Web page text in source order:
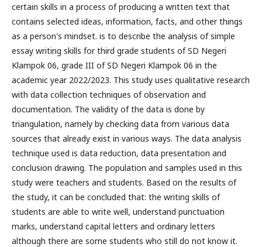
certain skills in a process of producing a written text that
contains selected ideas, information, facts, and other things
as a person's mindset. is to describe the analysis of simple
essay writing skills for third grade students of SD Negeri
Klampok 06, grade III of SD Negeri Klampok 06 in the
academic year 2022/2023. This study uses qualitative research
with data collection techniques of observation and
documentation. The validity of the data is done by
triangulation, namely by checking data from various data
sources that already exist in various ways. The data analysis
technique used is data reduction, data presentation and
conclusion drawing. The population and samples used in this
study were teachers and students. Based on the results of
the study, it can be concluded that: the writing skills of
students are able to write well, understand punctuation
marks, understand capital letters and ordinary letters
although there are some students who still do not know it.